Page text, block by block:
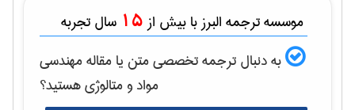
موسسه ترجمه البرز با بیش از 15 سال تجربه
به دنبال ترجمه تخصصی متن یا مقالهمهندسی
مواد و متالوژیهستید؟